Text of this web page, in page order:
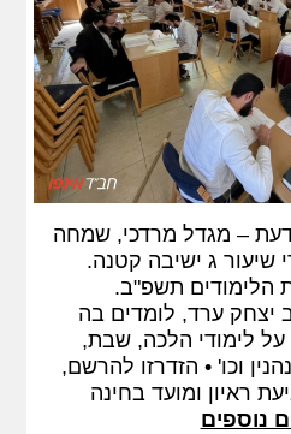
דעת – מגדל מרדכי, שמחה
שיעור ג ישיבה קטנה.
תשפ"ב.
יצחק ערד, לומדים בה
על לימודי הלכה, שבת,
וכו' • הזדרזו להרשם,
ראיון ומועד בחינה
נוספים